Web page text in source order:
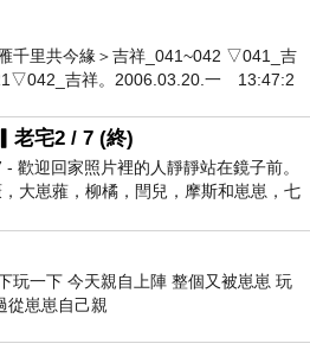
千里共今緣＞吉祥_041~042 ▽041_吉
吉祥。2006.03.20.一 13:47:2
老宅2 / 7 (終)
- 歡迎回家照片裡的人靜靜站在鏡子前。
大崽蕥，柳橘，閆兒，摩斯和崽崽，七
齊地站在鏡框之外，如同
玩一下 今天親自上陣 整個又被崽崽 玩
崽崽自己親